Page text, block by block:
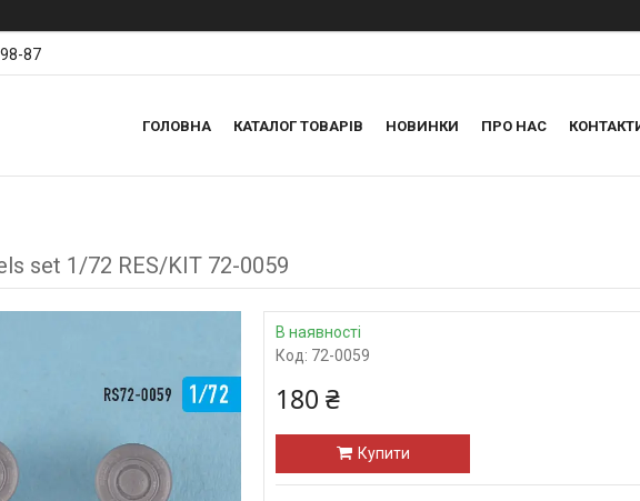
87
ГОЛОВНА КАТАЛОГ ТОВАРІВ НОВИНКИ ПРО НАС
set 1/72 RES/KIT 72-0059
В наявності
Код: 72-0059
180 ₴
Купити